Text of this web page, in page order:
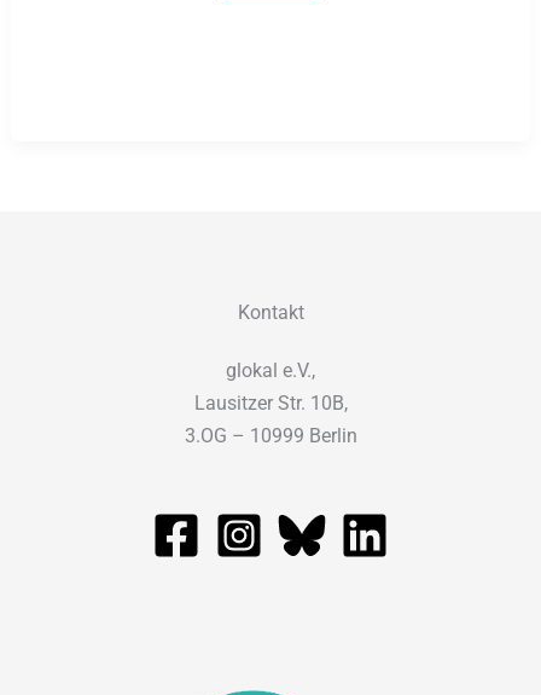
Kontakt
glokal e.V.,
Lausitzer Str. 10B,
3.OG – 10999 Berlin